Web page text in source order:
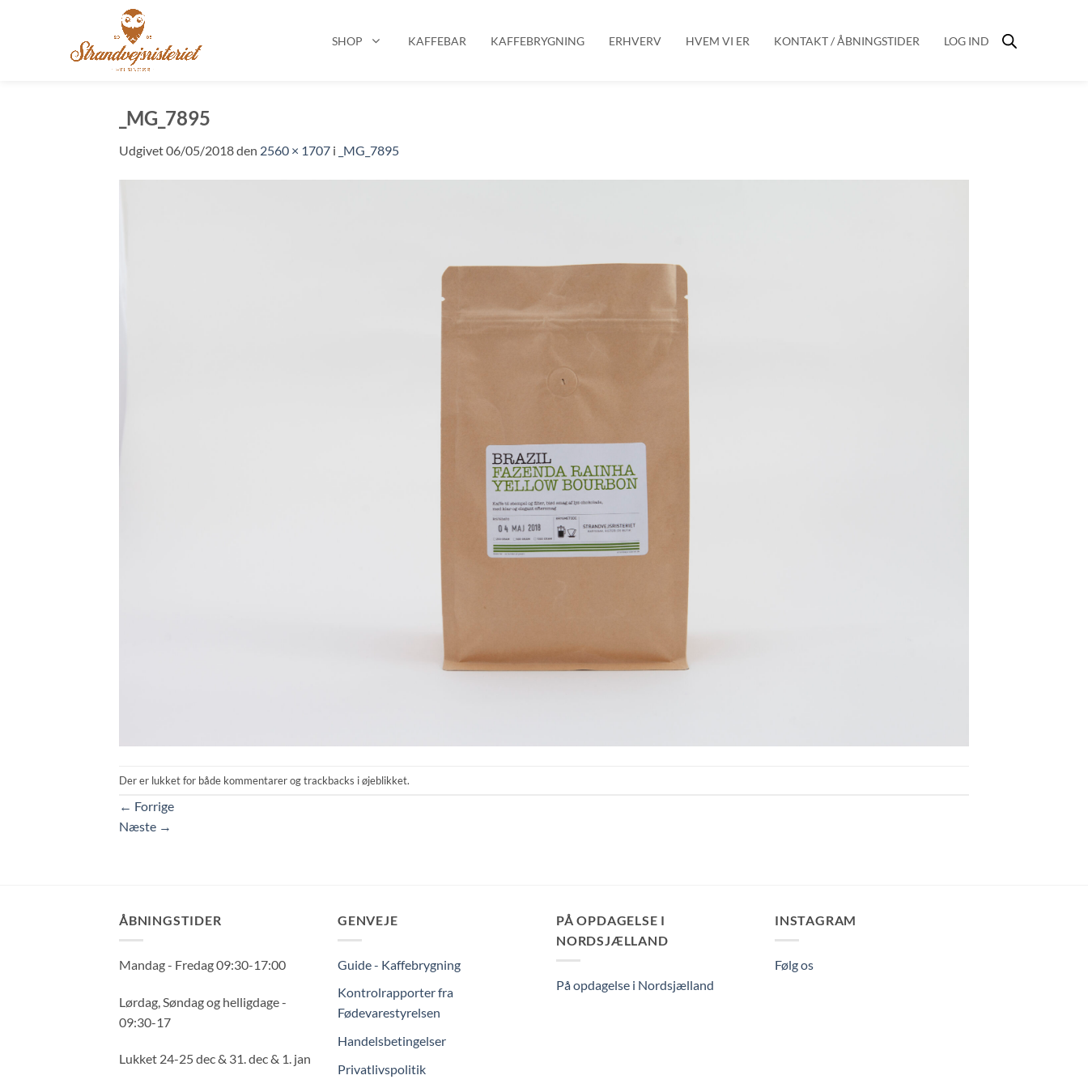
SHOP KAFFEBAR KAFFEBRYGNING ERHVERV HVEM VI ER KONTAKT / ÅBNINGSTIDER LOG IND
_MG_7895
Udgivet06/05/2018den 2560 × 1707 i _MG_7895
Der er lukket for både kommentarer og trackbacks i øjeblikket.
← Forrige
Næste →
ÅBNINGSTIDER
Mandag - Fredag 09:30-17:00
Lørdag, Søndag og helligdage -
09:30-17
Lukket 24-25 dec & 31. dec & 1. jan
GENVEJE
Guide - Kaffebrygning
Kontrolrapporter fra
Fødevarestyrelsen
Handelsbetingelser
Privatlivspolitik
PÅ OPDAGELSE I
NORDSJÆLLAND
På opdagelse i Nordsjælland
INSTAGRAM
Følg os